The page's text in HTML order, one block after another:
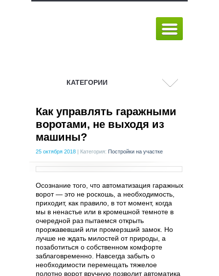
КАТЕГОРИИ
Как управлять гаражными
воротами, не выходя из
машины?
25 октября 2018 | Категория: Постройки на участке
Осознание того, что автоматизация гаражных
ворот — это не роскошь, а необходимость,
приходит, как правило, в тот момент, когда
мы в ненастье или в кромешной темноте в
очередной раз пытаемся открыть
проржавевший или промерзший замок. Но
лучше не ждать милостей от природы, а
позаботиться о собственном комфорте
заблаговременно. Навсегда забыть о
необходимости перемещать тяжелое
полотно ворот вручную позволит автоматика